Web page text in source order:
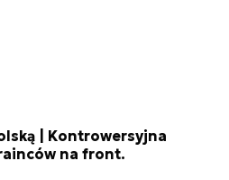
| Kontrowersyjna
na front.